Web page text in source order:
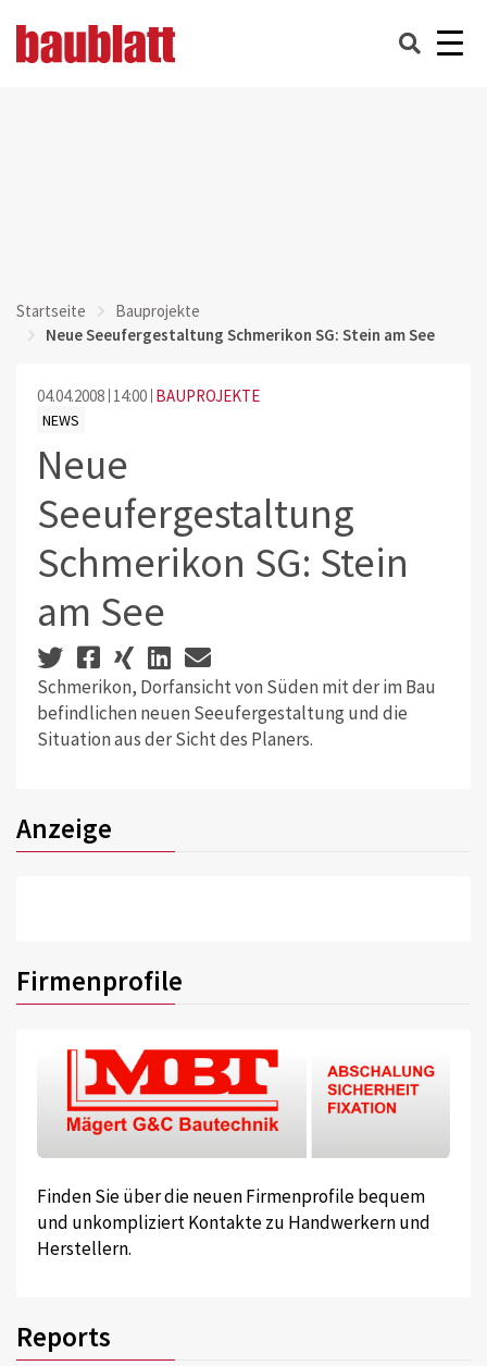
Startseite
Bauprojekte
Neue Seeufergestaltung Schmerikon SG: Stein am See
04.04.2008 14:00 BAUPROJEKTE
NEWS
Neue
Seeufergestaltung
Schmerikon SG: Stein
am See
Schmerikon, Dorfansicht von Süden mit der im Bau
befindlichen neuen Seeufergestaltung und die
Situation aus der Sicht des Planers.
Anzeige
Firmenprofile
Finden Sie über die neuen Firmenprofile bequem
und unkompliziert Kontakte zu Handwerkern und
Herstellern.
Reports